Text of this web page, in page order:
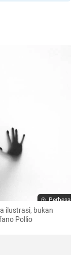
Perbesar
ilustrasi, bukan
Pollio